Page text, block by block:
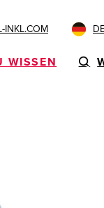
INKL.COM
WISSEN